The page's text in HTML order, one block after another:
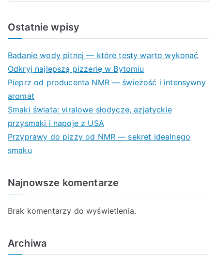
Ostatnie wpisy
Badanie wody pitnej — które testy warto wykonać
Odkryj najlepszą pizzerię w Bytomiu
Pieprz od producenta NMR — świeżość i intensywny
aromat
Smaki świata: viralowe słodycze, azjatyckie
przysmaki i napoje z USA
Przyprawy do pizzy od NMR — sekret idealnego
smaku
Najnowsze komentarze
Brak komentarzy do wyświetlenia.
Archiwa